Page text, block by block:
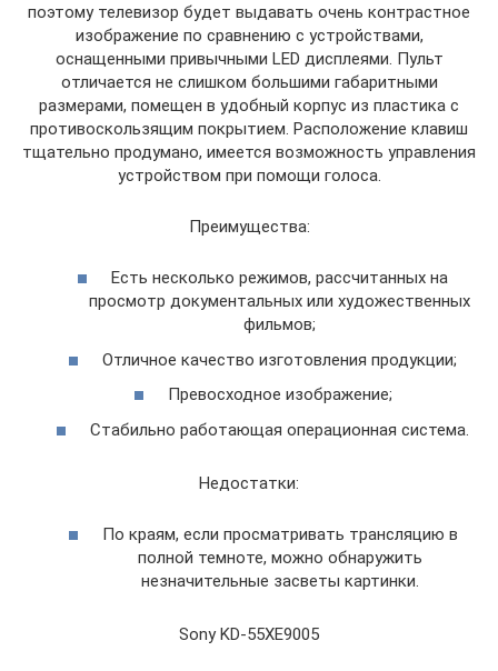
поэтому телевизор будет выдавать очень контрастное
изображение по сравнению с устройствами,
оснащенными привычными LED дисплеями. Пульт
отличается не слишком большими габаритными
размерами, помещен в удобный корпус из пластика с
противоскользящим покрытием. Расположение клавиш
тщательно продумано, имеется возможность управления
устройством при помощи голоса.
Преимущества:
Есть несколько режимов, рассчитанных на
просмотр документальных или художественных
фильмов;
Отличное качество изготовления продукции;
Превосходное изображение;
Стабильно работающая операционная система.
Недостатки:
По краям, если просматривать трансляцию в
полной темноте, можно обнаружить
незначительные засветы картинки.
Sony KD-55XE9005